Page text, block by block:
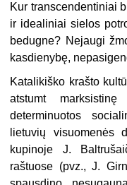
Kur transcendentiniai
ir idealiniai sielos
bedugne? Nejaugi
kasdienybę,
Katalikiško krašto
atstumt
determinuotos
lietuvių visuomenės
kupinoje J.
raštuose (pvz., J.